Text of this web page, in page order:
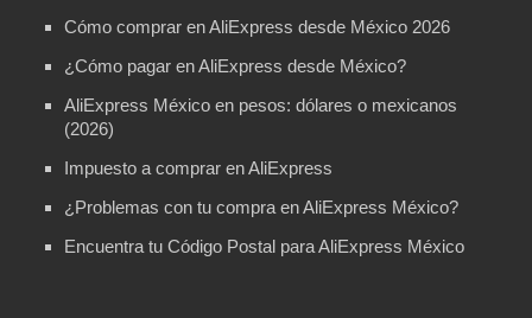
Cómo comprar en AliExpress desde México 2026
¿Cómo pagar en AliExpress desde México?
AliExpress México en pesos: dólares o mexicanos
(2026)
Impuesto a comprar en AliExpress
¿Problemas con tu compra en AliExpress México?
Encuentra tu Código Postal para AliExpress México